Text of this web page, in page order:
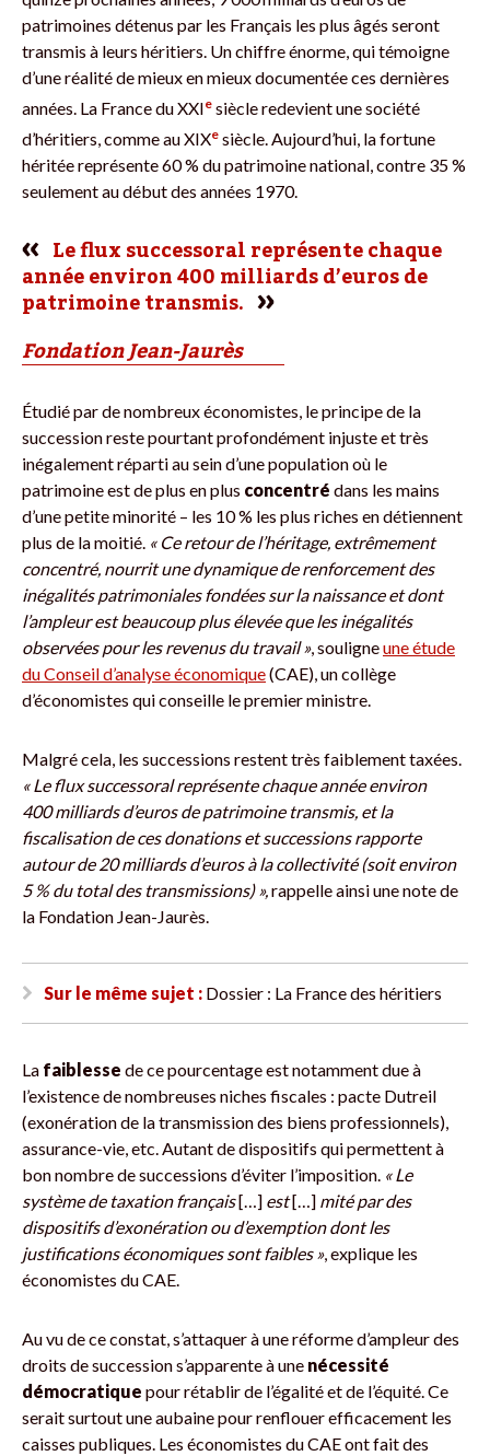
patrimoines détenus par les Français les plus âgés seront
transmis à leurs héritiers. Un chiffre énorme, qui témoigne
d’une réalité de mieux en mieux documentée ces dernières
années. La France du XXIe siècle redevient une société
d’héritiers, comme au XIXe siècle. Aujourd’hui, la fortune
héritée représente 60 % du patrimoine national, contre 35 %
seulement au début des années 1970.
Le flux successoral représente chaque
année environ 400 milliards d’euros de
patrimoine transmis.
Fondation Jean-Jaurès
Étudié par de nombreux économistes, le principe de la
succession reste pourtant profondément injuste et très
inégalement réparti au sein d’une population où le
patrimoine est de plus en plus concentré dans les mains
d’une petite minorité – les 10 % les plus riches en détiennent
plus de la moitié. « Ce retour de l’héritage, extrêmement
concentré, nourrit une dynamique de renforcement des
inégalités patrimoniales fondées sur la naissance et dont
l’ampleur est beaucoup plus élevée que les inégalités
observées pour les revenus du travail », souligneune étude
du Conseil d’analyse économique(CAE), un collège
d’économistes qui conseille le premier ministre.
Malgré cela, les successions restent très faiblement taxées.
« Le flux successoral représente chaque année environ
400 milliards d’euros de patrimoine transmis, et la
fiscalisation de ces donations et successions rapporte
autour de 20 milliards d’euros à la collectivité (soit environ
5 % du total des transmissions) »,rappelle ainsi une note de
la Fondation Jean-Jaurès.
Sur le même sujet : Dossier : La France des héritiers
La faiblesse de ce pourcentage est notamment due à
l’existence de nombreuses niches fiscales : pacte Dutreil
(exonération de la transmission des biens professionnels),
assurance-vie, etc. Autant de dispositifs qui permettent à
bon nombre de successions d’éviter l’imposition. « Le
système de taxation français[…] est[…] mité par des
dispositifs d’exonération ou d’exemption dont les
justifications économiques sont faibles », explique les
économistes du CAE.
Au vu de ce constat, s’attaquer à une réforme d’ampleur des
droits de succession s’apparente à une nécessité
démocratique pour rétablir de l’égalité et de l’équité. Ce
serait surtout une aubaine pour renflouer efficacement les
caisses publiques. Les économistes du CAE ont fait des